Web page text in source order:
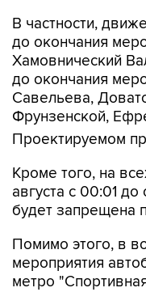
В частности,
до окончания
Хамовнический
до окончания
Савельева,
Фрунзенской,
Проектируемом
Кроме того, на
августа с 00:01
будет запрещена
Помимо этого, в
мероприятия
метро